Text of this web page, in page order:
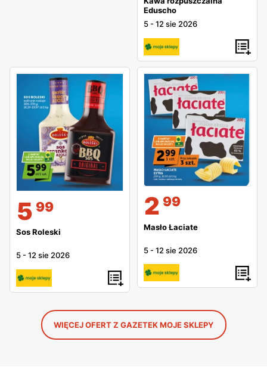
Eduscho
5 -12 sie 2026
5 99
Sos Roleski
5 -12 sie 2026
2 99
Masło Łaciate
5 -12 sie 2026
WIĘCEJ OFERT Z GAZETEK MOJE SKLEPY